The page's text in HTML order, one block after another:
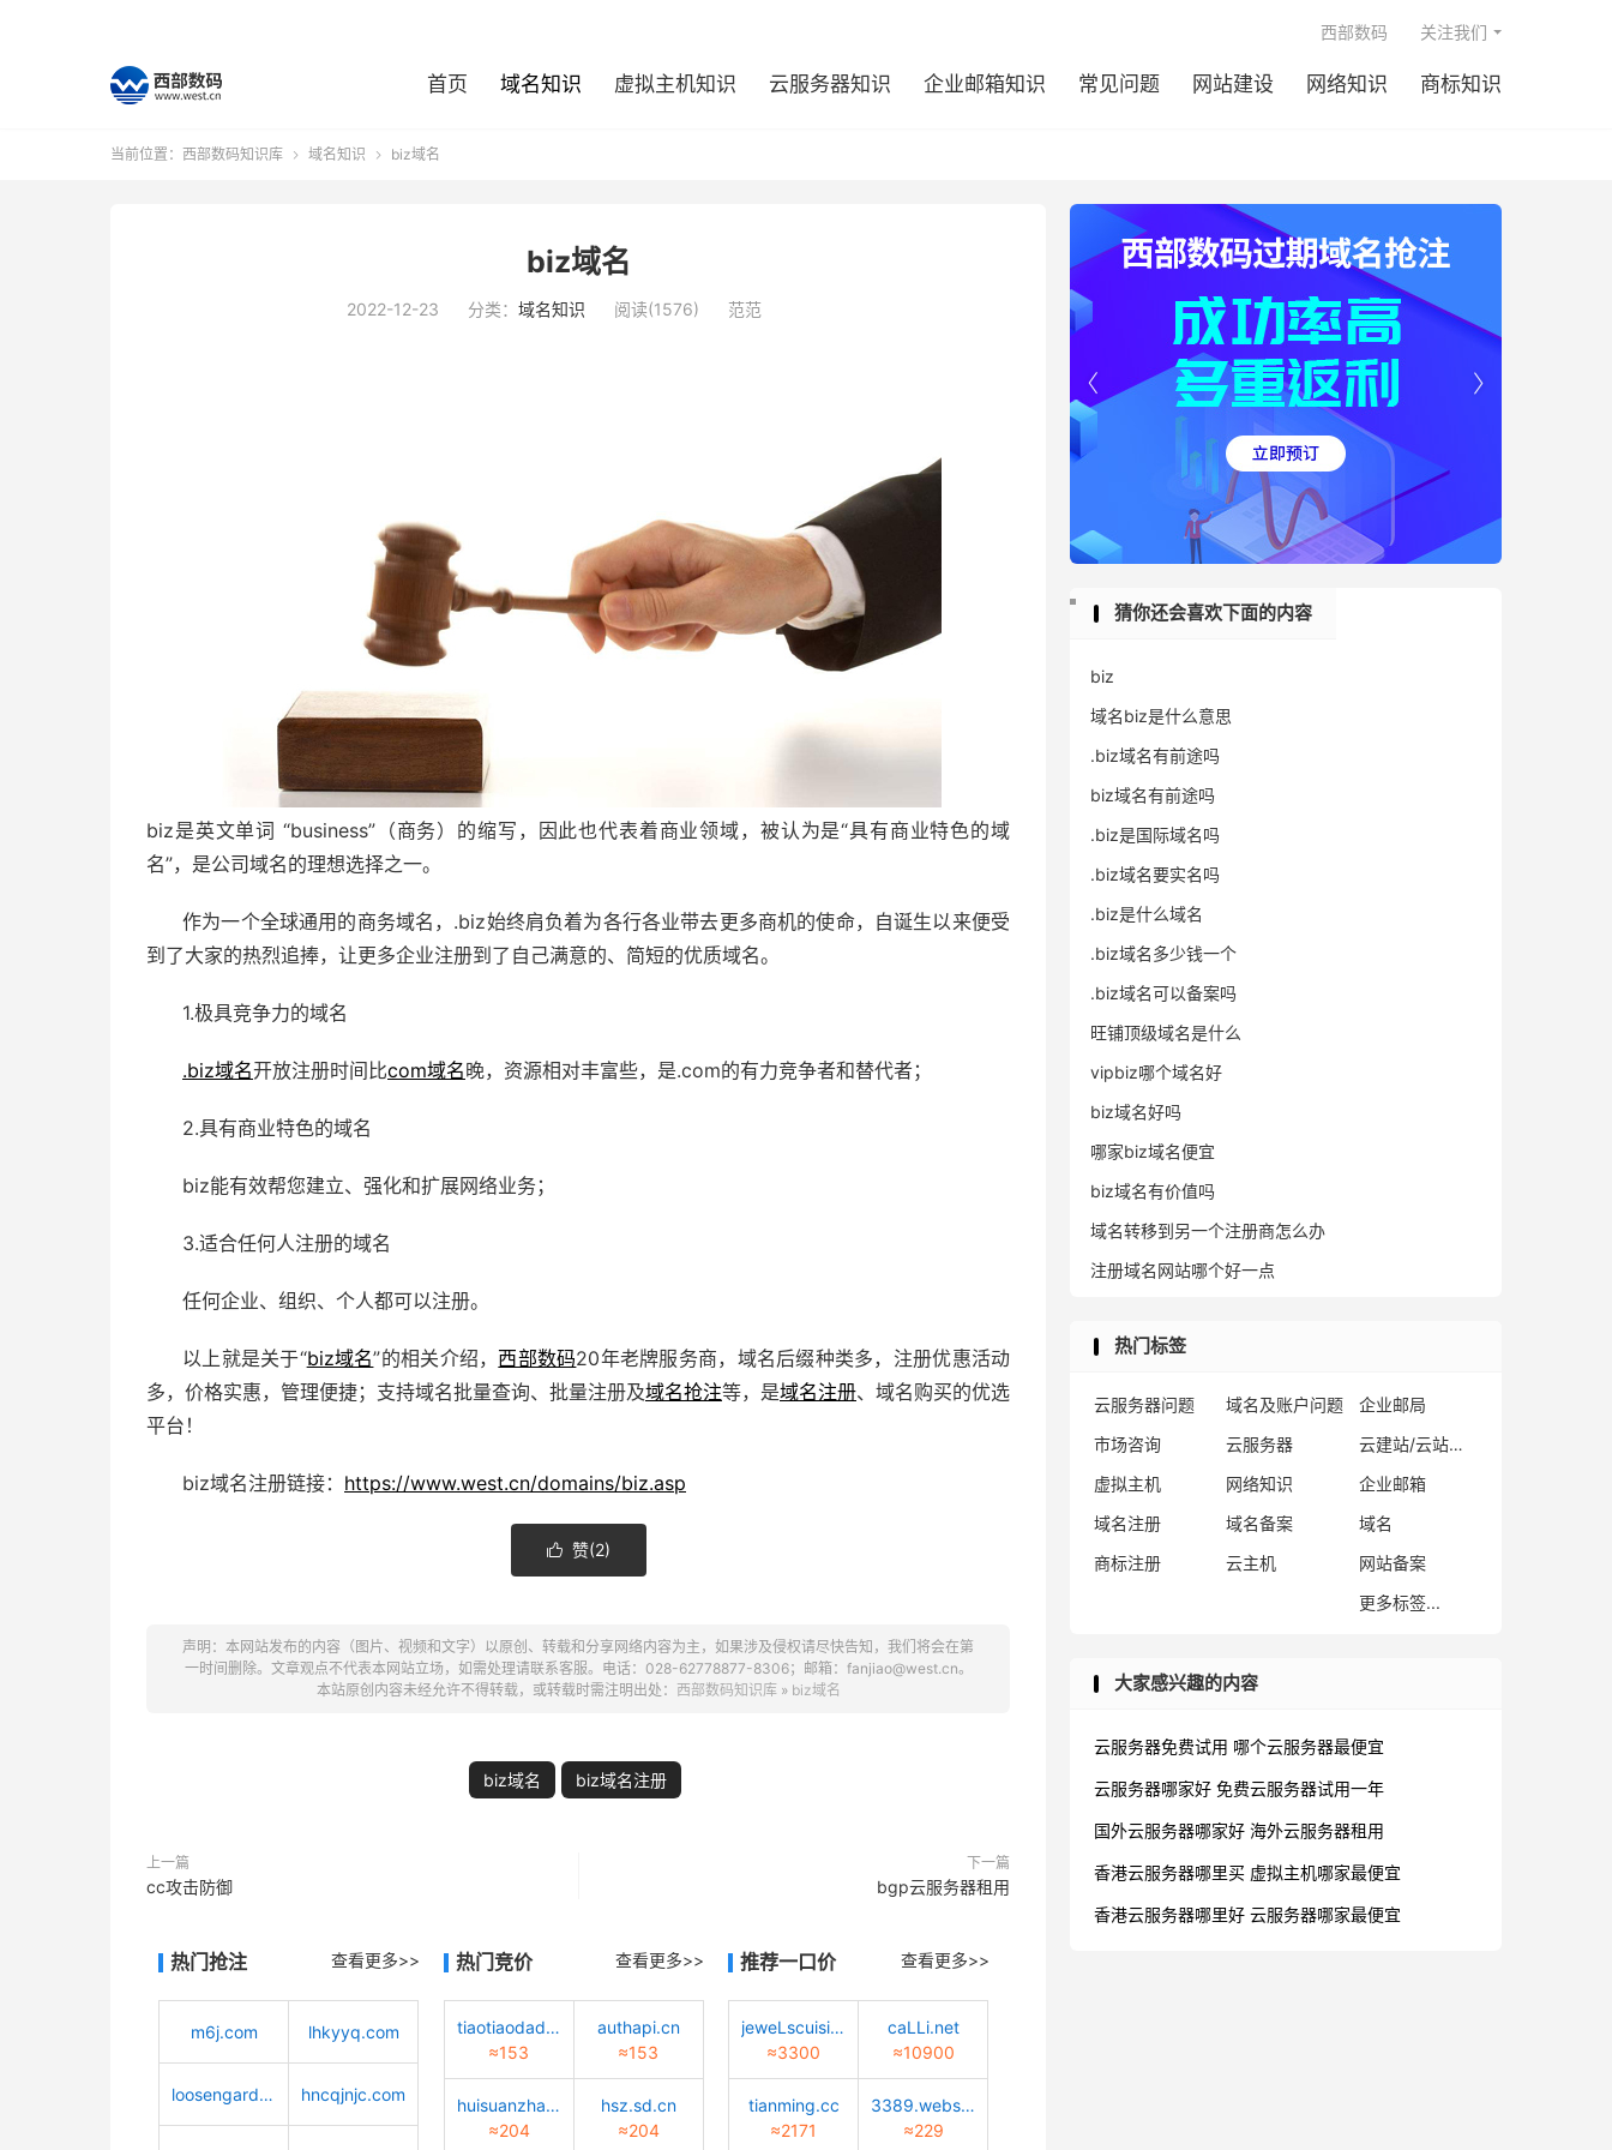
首页 域名知识 虚拟主机知识 云服务器知识 企业邮箱知识 常见问题 网站建设 网络知识 商标知识
西部数码 关注我们
当前位置： 西部数码知识库  域名知识  biz域名
biz域名
2022-12-23 分类： 域名知识 阅读(1576) 范范
biz是英文单词 “business”（商务）的缩写，因此也代表着商业领域，被认为是“具有商业特色的域
名”，是公司域名的理想选择之一。
作为一个全球通用的商务域名，.biz始终肩负着为各行各业带去更多商机的使命，自诞生以来便受
到了大家的热烈追捧，让更多企业注册到了自己满意的、简短的优质域名。
1.极具竞争力的域名
.biz域名开放注册时间比com域名晚，资源相对丰富些，是.com的有力竞争者和替代者；
2.具有商业特色的域名
biz能有效帮您建立、强化和扩展网络业务；
3.适合任何人注册的域名
任何企业、组织、个人都可以注册。
以上就是关于“biz域名”的相关介绍， 西部数码20年老牌服务商，域名后缀种类多，注册优惠活动
多，价格实惠，管理便捷；支持域名批量查询、批量注册及域名抢注等，是域名注册、域名购买的优选
平台！
biz域名注册链接： https://www.west.cn/domains/biz.asp
 赞(2)
声明：本网站发布的内容（图片、视频和文字）以原创、转载和分享网络内容为主，如果涉及侵权请尽快告知，我们将会在第
一时间删除。文章观点不代表本网站立场，如需处理请联系客服。电话：028-62778877-8306；邮箱：fanjiao@west.cn。
本站原创内容未经允许不得转载，或转载时需注明出处： 西部数码知识库» biz域名
biz域名 biz域名注册
上一篇
cc攻击防御
下一篇
bgp云服务器租用
热门抢注 查看更多>>
m6j.com lhkyyq.com
loosengarden.com hncqjnjc.com
热门竞价 查看更多>>
tiaotiaodadao.com
≈153
authapi.cn
≈153
huisuanzhang.sd.cn
≈204
hsz.sd.cn
≈204
推荐一口价 查看更多>>
jeweLscuisine.com
≈3300
caLLi.net
≈10900
tianming.cc
≈2171
3389.website
≈229


猜你还会喜欢下面的内容
biz
域名biz是什么意思
.biz域名有前途吗
biz域名有前途吗
.biz是国际域名吗
.biz域名要实名吗
.biz是什么域名
.biz域名多少钱一个
.biz域名可以备案吗
旺铺顶级域名是什么
vipbiz哪个域名好
biz域名好吗
哪家biz域名便宜
biz域名有价值吗
域名转移到另一个注册商怎么办
注册域名网站哪个好一点
热门标签
云服务器问题 域名及账户问题
企业邮局
市场咨询
云服务器
云建站/云站群/小程序
虚拟主机
网络知识
企业邮箱
域名注册
域名备案
域名
商标注册
云主机
网站备案
更多标签...
大家感兴趣的内容
云服务器免费试用 哪个云服务器最便宜
云服务器哪家好 免费云服务器试用一年
国外云服务器哪家好 海外云服务器租用
香港云服务器哪里买 虚拟主机哪家最便宜
香港云服务器哪里好 云服务器哪家最便宜